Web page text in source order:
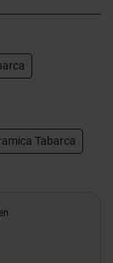
Tabarca